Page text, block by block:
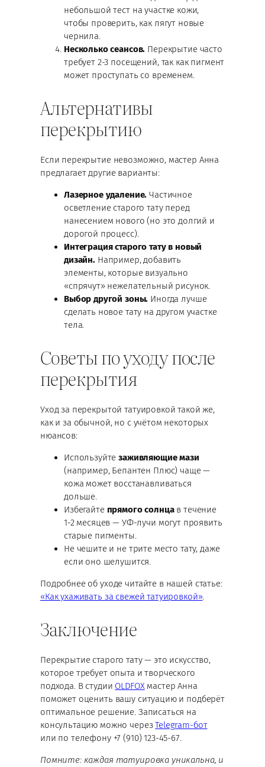
небольшой тест на участке кожи,
чтобы проверить, как лягут новые
чернила.
Несколько сеансов. Перекрытие часто
требует 2-3 посещений, так как пигмент
может проступать со временем.
Альтернативы
перекрытию
Если перекрытие невозможно, мастер Анна
предлагает другие варианты:
Лазерное удаление. Частичное
осветление старого тату перед
нанесением нового (но это долгий и
дорогой процесс).
Интеграция старого тату в новый
дизайн.Например, добавить
элементы, которые визуально
«спрячут» нежелательный рисунок.
Выбор другой зоны. Иногда лучше
сделать новое тату на другом участке
тела.
Советы по уходу после
перекрытия
Уход за перекрытой татуировкой такой же,
как и за обычной, но с учётом некоторых
нюансов:
Используйтезаживляющие мази
(например, Бепантен Плюс) чаще —
кожа может восстанавливаться
дольше.
Избегайте прямого солнцав течение
1-2 месяцев — УФ-лучи могут проявить
старые пигменты.
Не чешите и не трите место тату, даже
если оно шелушится.
Подробнее об уходе читайте в нашей статье:
«Как ухаживать за свежей татуировкой».
Заключение
Перекрытие старого тату — это искусство,
которое требует опыта и творческого
подхода. В студии OLDFOXмастер Анна
поможет оценить вашу ситуацию и подберёт
оптимальное решение. Записаться на
консультацию можно черезTelegram-бот
или по телефону +7 (910) 123-45-67.
Помните: каждая татуировка уникальна, и